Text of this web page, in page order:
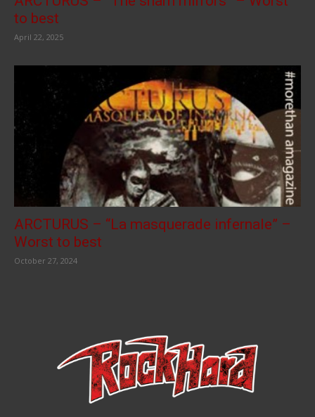
to best
April 22, 2025
ARCTURUS – “La masquerade infernale” –
Worst to best
October 27, 2024